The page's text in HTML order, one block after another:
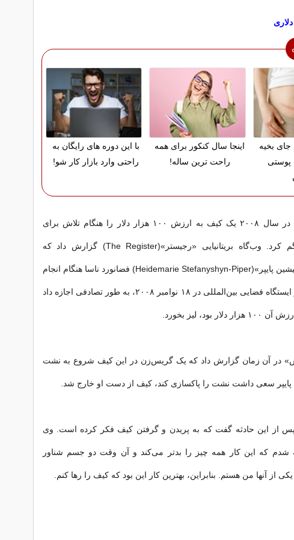
جای بخیه
پوستی
اینجا سال کنکور برای همه
راحت ترین ساله!
با این دوره های رایگان به
راحتی وارد بازار کار شو!
یک فضانورد ناسا در سال ۲۰۰۸ یک کیف به ارزش ۱۰۰ هزار دلار را هنگام تلاش برای
پاکسازی نشت گم کرد. وب‌گاه بریتانیایی «رجیستر»(The Register) گزارش داد که
«هایدماری استفانیشین پایپر»(Heidemarie Stefanyshyn-Piper) فضانورد ناسا هنگام انجام
تعمیرات بیرون از ایستگاه فضایی بین‌المللی در ۱۸ نوامبر ۲۰۰۸، به طور تصادفی اجازه داد
بود، لیز بخورد.
در آن زمان گزارش داد که یک گریس‌زن در این کیف شروع به نشت
پایپر سعی داشت نشت را پاکسازی کند، کیف از دست او خارج شد.
پس از این حادثه گفت که به پریدن و گرفتن کیف فکر کرده است. وی
شدم که این کار همه چیز را بدتر می‌کند و آن وقت دو جسم شناور
از آنها من هستم. بنابراین، بهترین کار این بود که کیف را رها کنم.